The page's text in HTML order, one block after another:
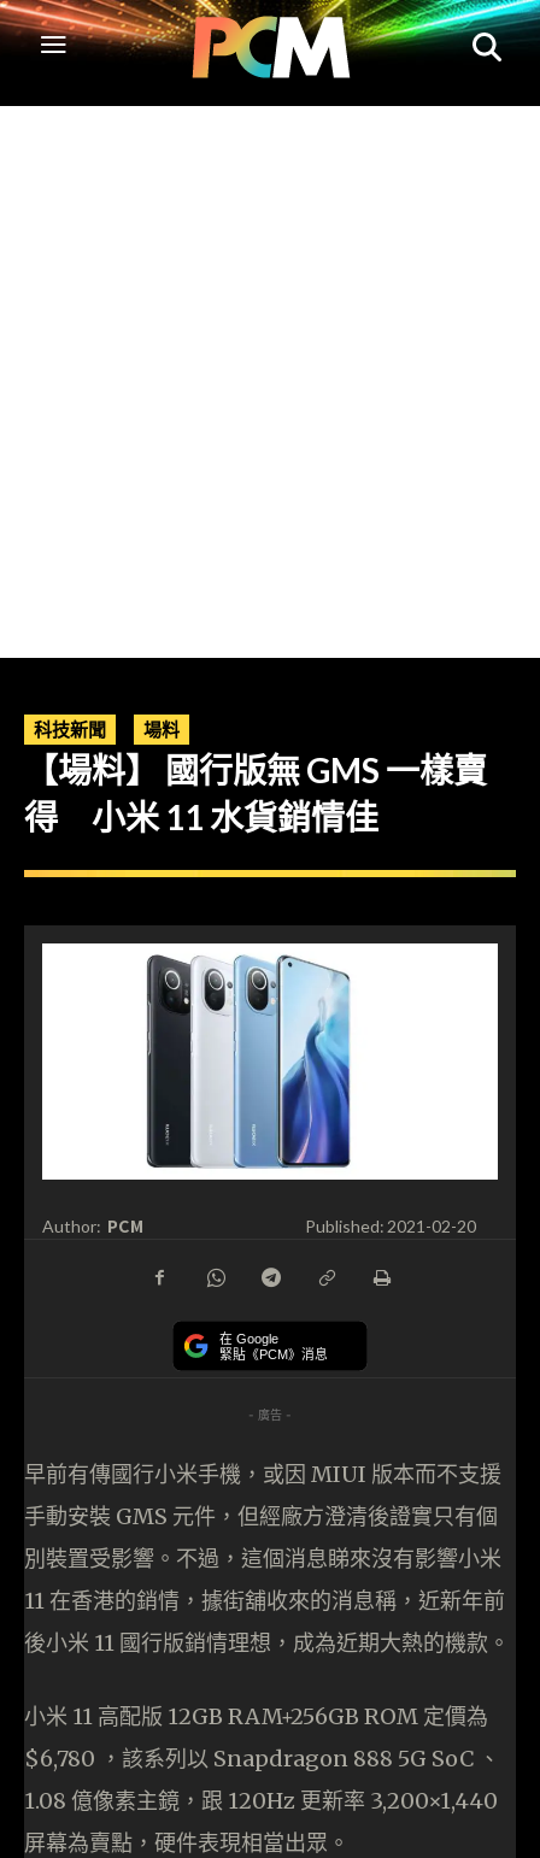
科技新聞 場料
【場料】 國行版無 GMS 一樣賣
得 小米 11 水貨銷情佳
Author: PCM Published:2021-02-20
在 Google
緊貼《PCM》消息
- 廣告 -
早前有傳國行小米手機，或因 MIUI 版本而不支援
手動安裝 GMS 元件，但經廠方澄清後證實只有個
別裝置受影響。不過，這個消息睇來沒有影響小米
11 在香港的銷情，據街舖收來的消息稱，近新年前
後小米 11 國行版銷情理想，成為近期大熱的機款。
小米 11 高配版 12GB RAM+256GB ROM 定價為
$6,780 ，該系列以 Snapdragon 888 5G SoC 、
1.08 億像素主鏡，跟 120Hz 更新率 3,200×1,440
屏幕為賣點，硬件表現相當出眾。